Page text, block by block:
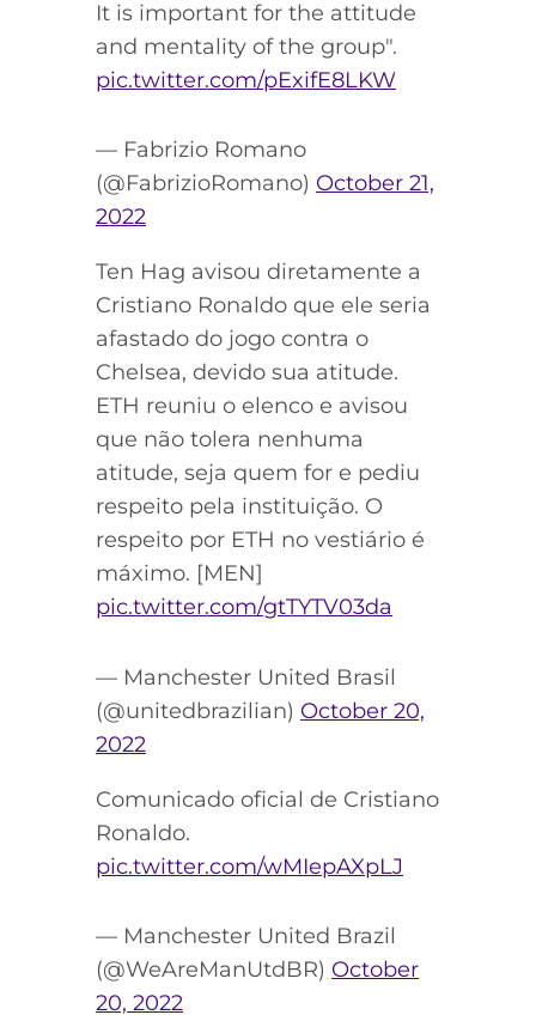
It is important for the attitude
and mentality of the group".
pic.twitter.com/pExifE8LKW
— Fabrizio Romano
(@FabrizioRomano) October 21,
2022
Ten Hag avisou diretamente a
Cristiano Ronaldo que ele seria
afastado do jogo contra o
Chelsea, devido sua atitude.
ETH reuniu o elenco e avisou
que não tolera nenhuma
atitude, seja quem for e pediu
respeito pela instituição. O
respeito por ETH no vestiário é
máximo. [MEN]
pic.twitter.com/gtTYTV03da
— Manchester United Brasil
(@unitedbrazilian) October 20,
2022
Comunicado oficial de Cristiano
Ronaldo.
pic.twitter.com/wMIepAXpLJ
— Manchester United Brazil
(@WeAreManUtdBR) October
20, 2022